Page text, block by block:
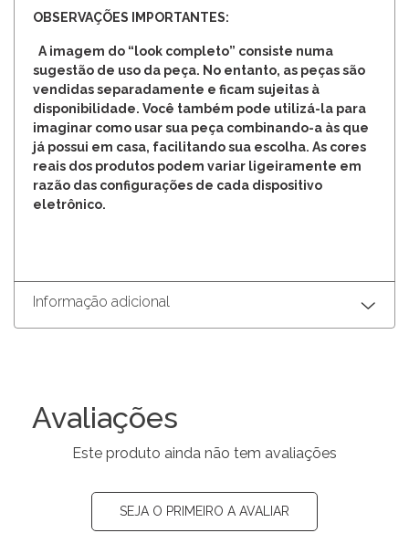
OBSERVAÇÕES IMPORTANTES:
A imagem do “look completo” consiste numa
sugestão de uso da peça. No entanto, as peças são
vendidas separadamente e ficam sujeitas à
disponibilidade. Você também pode utilizá-la para
imaginar como usar sua peça combinando-a às que
já possui em casa, facilitando sua escolha. As cores
reais dos produtos podem variar ligeiramente em
razão das configurações de cada dispositivo
eletrônico.
Informação adicional
Avaliações
Este produto ainda não tem avaliações
SEJA O PRIMEIRO A AVALIAR